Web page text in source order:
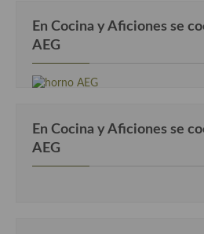
En Cocina y Aficiones se
AEG
En Cocina y Aficiones se
AEG